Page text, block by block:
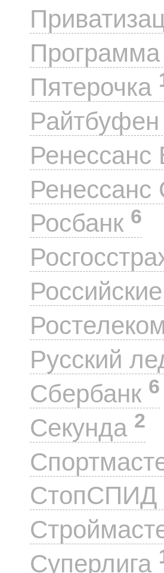
Пятерочка
Райтбуфен
Ренессанс
Росбанк 6
Ростелеком
Русский
Сбербанк 6
Секунда 2
СтопСПИД
Суперлига